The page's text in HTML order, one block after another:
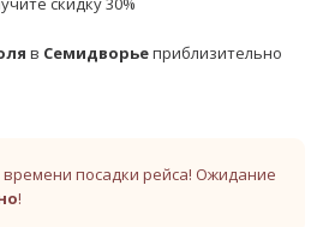
в Семидворьеприблизительно
времени посадки рейса! Ожидание
!